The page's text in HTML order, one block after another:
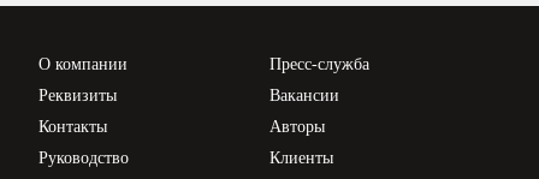
О компании
Реквизиты
Контакты
Руководство
Пресс-служба
Вакансии
Авторы
Клиенты